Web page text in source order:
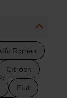
Romeo
Citroen
Fiat